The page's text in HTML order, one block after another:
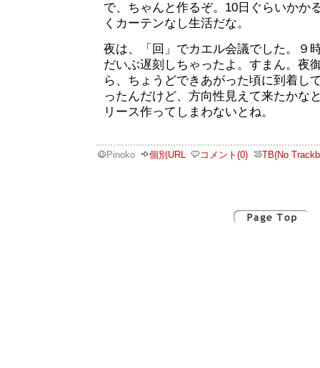
で、ちゃんと作るぞ。10日ぐらいかか
くカーテンなし生活だな。
夜は、「回」でカエル会議でした。９
だいぶ遅刻しちゃったよ。すまん。夜
ら、ちょうどできあがった頃に到着し
ったんだけど、方向性見えて来たかな
リース作ってしまわないとね。
Pinoko 個別URL コメント(0) TB(No